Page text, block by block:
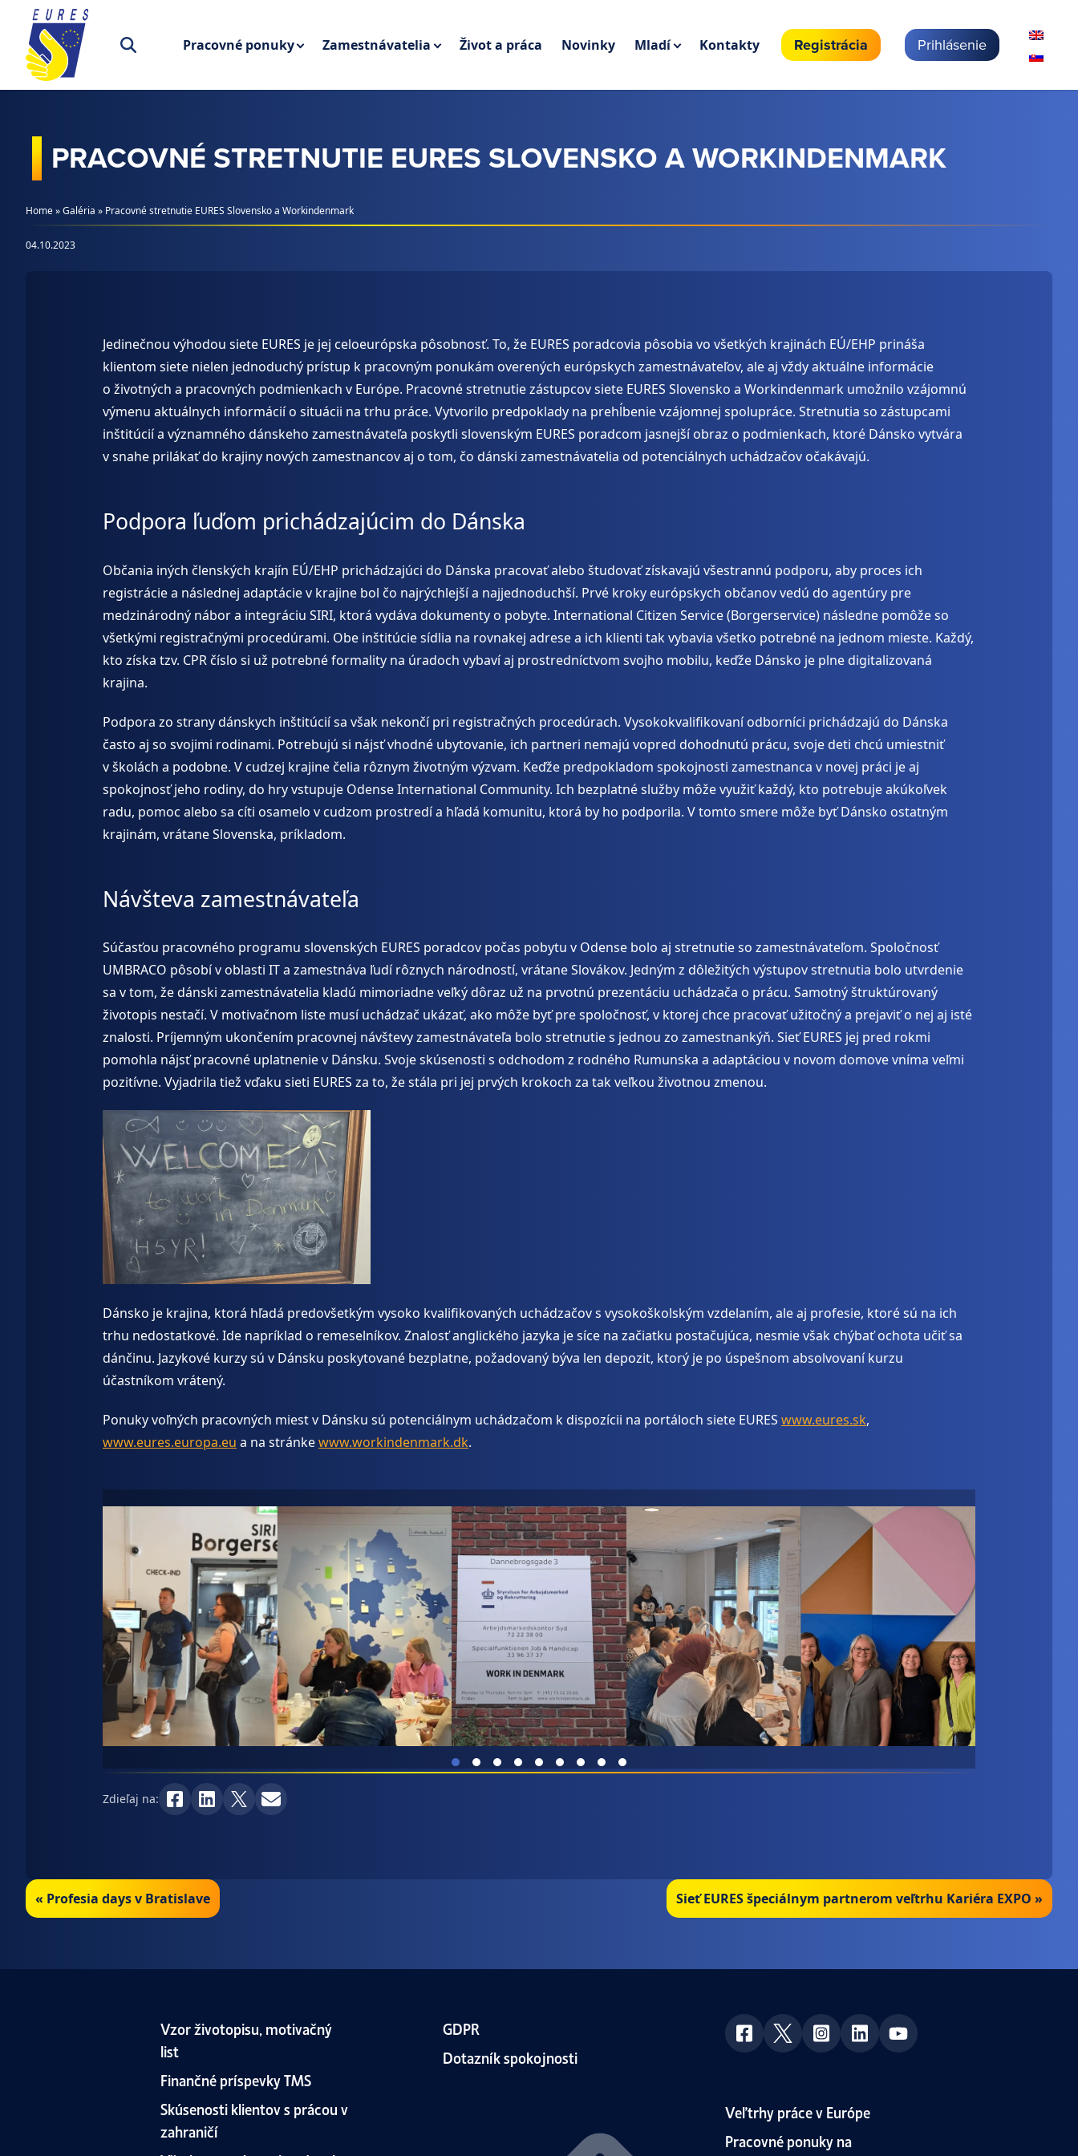
Prejsť na obsah
Pracovné ponuky Zamestnávatelia Život a práca Novinky Mladí Kontakty Registrácia Prihlásenie
PRACOVNÉ STRETNUTIE EURES SLOVENSKO A WORKINDENMARK
Home»Galéria » Pracovné stretnutie EURES Slovensko a Workindenmark
04.10.2023
Jedinečnou výhodou siete EURES je jej celoeurópska pôsobnosť. To, že EURES poradcovia pôsobia vo všetkých krajinách EÚ/EHP prináša
klientom siete nielen jednoduchý prístup k pracovným ponukám overených európskych zamestnávateľov, ale aj vždy aktuálne informácie
o životných a pracovných podmienkach v Európe. Pracovné stretnutie zástupcov siete EURES Slovensko a Workindenmark umožnilo vzájomnú
výmenu aktuálnych informácií o situácii na trhu práce. Vytvorilo predpoklady na prehĺbenie vzájomnej spolupráce. Stretnutia so zástupcami
inštitúcií a významného dánskeho zamestnávateľa poskytli slovenským EURES poradcom jasnejší obraz o podmienkach, ktoré Dánsko vytvára
v snahe prilákať do krajiny nových zamestnancov aj o tom, čo dánski zamestnávatelia od potenciálnych uchádzačov očakávajú.
Podpora ľuďom prichádzajúcim do Dánska
Občania iných členských krajín EÚ/EHP prichádzajúci do Dánska pracovať alebo študovať získavajú všestrannú podporu, aby proces ich
registrácie a následnej adaptácie v krajine bol čo najrýchlejší a najjednoduchší. Prvé kroky európskych občanov vedú do agentúry pre
medzinárodný nábor a integráciu SIRI, ktorá vydáva dokumenty o pobyte. International Citizen Service (Borgerservice) následne pomôže so
všetkými registračnými procedúrami. Obe inštitúcie sídlia na rovnakej adrese a ich klienti tak vybavia všetko potrebné na jednom mieste. Každý,
kto získa tzv. CPR číslo si už potrebné formality na úradoch vybaví aj prostredníctvom svojho mobilu, keďže Dánsko je plne digitalizovaná
krajina.
Podpora zo strany dánskych inštitúcií sa však nekončí pri registračných procedúrach. Vysokokvalifikovaní odborníci prichádzajú do Dánska
často aj so svojimi rodinami. Potrebujú si nájsť vhodné ubytovanie, ich partneri nemajú vopred dohodnutú prácu, svoje deti chcú umiestniť
v školách a podobne. V cudzej krajine čelia rôznym životným výzvam. Keďže predpokladom spokojnosti zamestnanca v novej práci je aj
spokojnosť jeho rodiny, do hry vstupuje Odense International Community. Ich bezplatné služby môže využiť každý, kto potrebuje akúkoľvek
radu, pomoc alebo sa cíti osamelo v cudzom prostredí a hľadá komunitu, ktorá by ho podporila. V tomto smere môže byť Dánsko ostatným
krajinám, vrátane Slovenska, príkladom.
Návšteva zamestnávateľa
Súčasťou pracovného programu slovenských EURES poradcov počas pobytu v Odense bolo aj stretnutie so zamestnávateľom. Spoločnosť
UMBRACO pôsobí v oblasti IT a zamestnáva ľudí rôznych národností, vrátane Slovákov. Jedným z dôležitých výstupov stretnutia bolo utvrdenie
sa v tom, že dánski zamestnávatelia kladú mimoriadne veľký dôraz už na prvotnú prezentáciu uchádzača o prácu. Samotný štruktúrovaný
životopis nestačí. V motivačnom liste musí uchádzač ukázať, ako môže byť pre spoločnosť, v ktorej chce pracovať užitočný a prejaviť o nej aj isté
znalosti. Príjemným ukončením pracovnej návštevy zamestnávateľa bolo stretnutie s jednou zo zamestnankýň. Sieť EURES jej pred rokmi
pomohla nájsť pracovné uplatnenie v Dánsku. Svoje skúsenosti s odchodom z rodného Rumunska a adaptáciou v novom domove vníma veľmi
pozitívne. Vyjadrila tiež vďaku sieti EURES za to, že stála pri jej prvých krokoch za tak veľkou životnou zmenou.
Dánsko je krajina, ktorá hľadá predovšetkým vysoko kvalifikovaných uchádzačov s vysokoškolským vzdelaním, ale aj profesie, ktoré sú na ich
trhu nedostatkové. Ide napríklad o remeselníkov. Znalosť anglického jazyka je síce na začiatku postačujúca, nesmie však chýbať ochota učiť sa
dánčinu. Jazykové kurzy sú v Dánsku poskytované bezplatne, požadovaný býva len depozit, ktorý je po úspešnom absolvovaní kurzu
účastníkom vrátený.
Ponuky voľných pracovných miest v Dánsku sú potenciálnym uchádzačom k dispozícii na portáloch siete EURES www.eures.sk,
www.eures.europa.eu a na stránkewww.workindenmark.dk.
Zdieľaj na:
« Profesia days v Bratislave Sieť EURES špeciálnym partnerom veľtrhu Kariéra EXPO »
Vzor životopisu, motivačný
list
Finančné príspevky TMS
Skúsenosti klientov s prácou v
zahraničí
GDPR
Dotazník spokojnosti
Veľtrhy práce v Európe
Pracovné ponuky na